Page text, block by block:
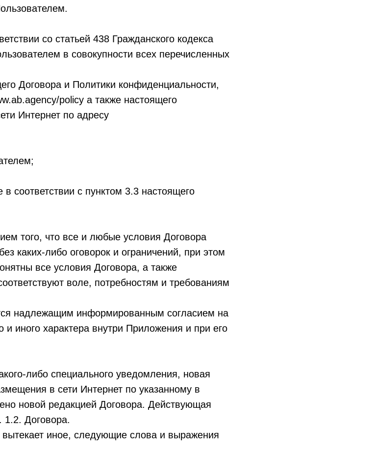
со статьей 438 Гражданского кодекса
в совокупности всех перечисленных
Договора и Политики конфиденциальности,
policy а также настоящего
Интернет по адресу
соответствии с пунктом 3.3 настоящего
того, что все и любые условия Договора
каких-либо оговорок и ограничений, при этом
все условия Договора, а также
воле, потребностям и требованиям
надлежащим информированным согласием на
иного характера внутри Приложения и при его
либо специального уведомления, новая
в сети Интернет по указанному в
новой редакцией Договора. Действующая
1.2. Договора.
иное, следующие слова и выражения